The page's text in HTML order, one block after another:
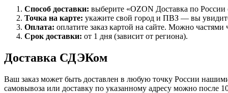
Способ доставки: выберите «OZON Доставка по
Точка на карте: укажите свой город и ПВЗ — вы
Оплата: оплатите заказ картой на сайте. Можно
Срок доставки: от 1 дня (зависит от региона).
Доставка СДЭКом
Ваш заказ может быть доставлен в любую точку России
самовывоза или доставку по указанному адресу можно после